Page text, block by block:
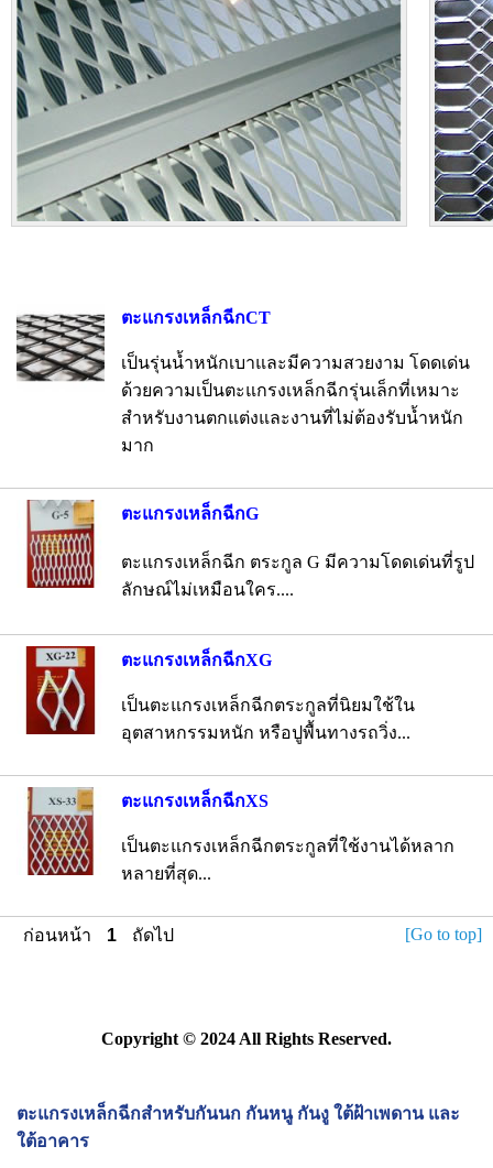
ตะแกรงเหล็กฉีกCT
เป็นรุ่นน้ำหนักเบาและมีความสวยงาม โดดเด่น
ด้วยความเป็นตะแกรงเหล็กฉีกรุ่นเล็กที่เหมาะ
สำหรับงานตกแต่งและงานที่ไม่ต้องรับน้ำหนัก
มาก
ตะแกรงเหล็กฉีกG
ตะแกรงเหล็กฉีก ตระกูล G มีความโดดเด่นที่รูป
ลักษณ์ไม่เหมือนใคร....
ตะแกรงเหล็กฉีกXG
เป็นตะแกรงเหล็กฉีกตระกูลที่นิยมใช้ใน
อุตสาหกรรมหนัก หรือปูพื้นทางรถวิ่ง...
ตะแกรงเหล็กฉีกXS
เป็นตะแกรงเหล็กฉีกตระกูลที่ใช้งานได้หลาก
หลายที่สุด...
ก่อนหน้า 1 ถัดไป [Go to top]
Copyright © 2024 All Rights Reserved.
ตะแกรงเหล็กฉีกสำหรับกันนก กันหนู กันงู ใต้ฝ้าเพดาน และ
ใต้อาคาร